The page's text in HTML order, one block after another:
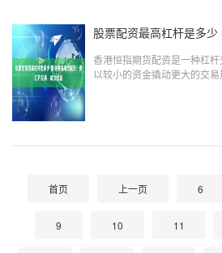
香港恒指期货配资是一种杠
以较小的资金撬动更大的交
首页 上一页 6
9 10 11